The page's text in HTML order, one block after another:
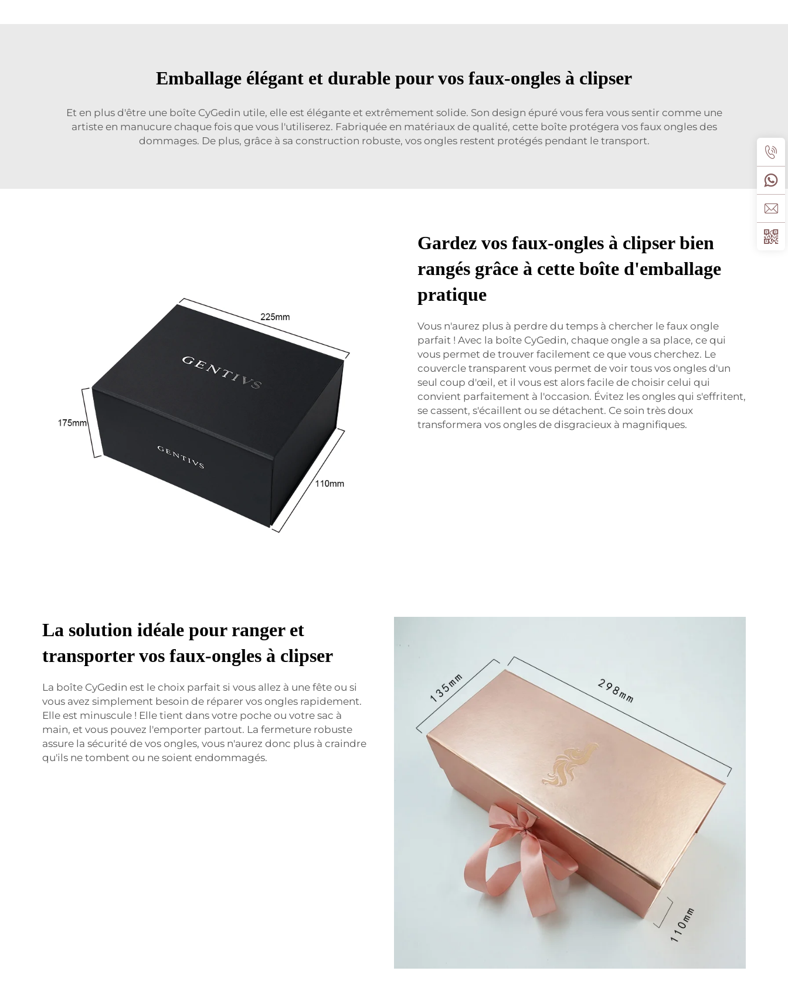
Emballage élégant et durable pour vos faux-ongles à clipser
Et en plus d'être une boîte CyGedin utile, elle est élégante et extrêmement solide. Son design épuré vous fera vous sentir comme une
artiste en manucure chaque fois que vous l'utiliserez. Fabriquée en matériaux de qualité, cette boîte protégera vos faux ongles des
dommages. De plus, grâce à sa construction robuste, vos ongles restent protégés pendant le transport.
Gardez vos faux-ongles à clipser bien
rangés grâce à cette boîte d'emballage
pratique
Vous n'aurez plus à perdre du temps à chercher le faux ongle
parfait ! Avec la boîte CyGedin, chaque ongle a sa place, ce qui
vous permet de trouver facilement ce que vous cherchez. Le
couvercle transparent vous permet de voir tous vos ongles d'un
seul coup d'œil, et il vous est alors facile de choisir celui qui
convient parfaitement à l'occasion. Évitez les ongles qui s'effritent,
se cassent, s'écaillent ou se détachent. Ce soin très doux
transformera vos ongles de disgracieux à magnifiques.
La solution idéale pour ranger et
transporter vos faux-ongles à clipser
La boîte CyGedin est le choix parfait si vous allez à une fête ou si
vous avez simplement besoin de réparer vos ongles rapidement.
Elle est minuscule ! Elle tient dans votre poche ou votre sac à
main, et vous pouvez l'emporter partout. La fermeture robuste
assure la sécurité de vos ongles, vous n'aurez donc plus à craindre
qu'ils ne tombent ou ne soient endommagés.